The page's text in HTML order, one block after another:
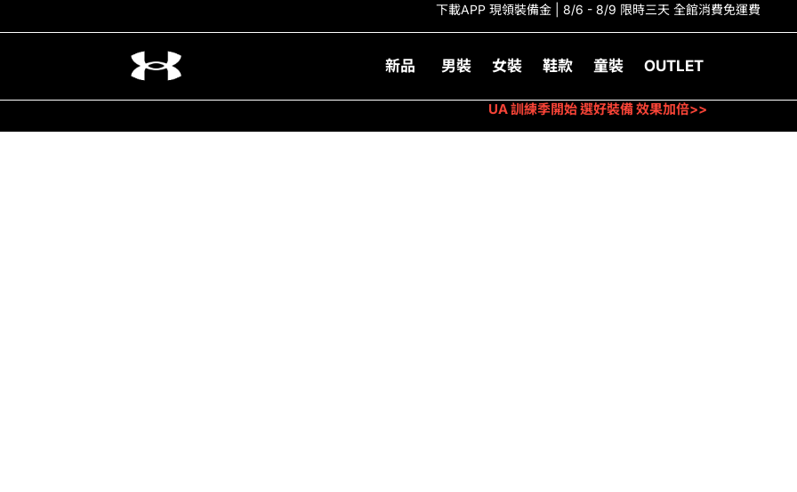
下載APP 現領裝備金 | 8/6 - 8/9 限時三天 全館消費免運費
新品 男裝 女裝 鞋款 童裝 OUTLET
UA 訓練季開始 選好裝備 效果加倍>>